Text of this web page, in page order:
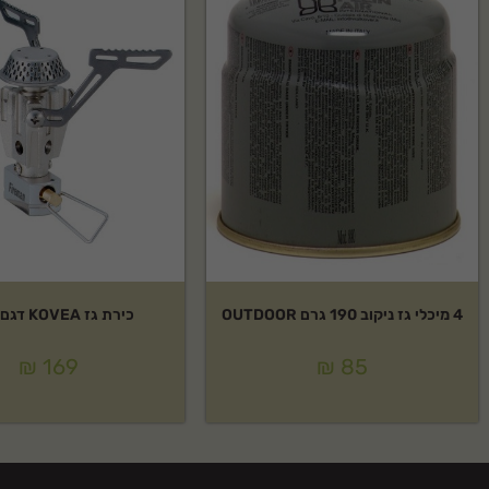
4 מיכלי גז ניקוב 190 גרם OUTDOOR
₪ 85
כירת גז KOVEA דגם:פוקט
₪ 169